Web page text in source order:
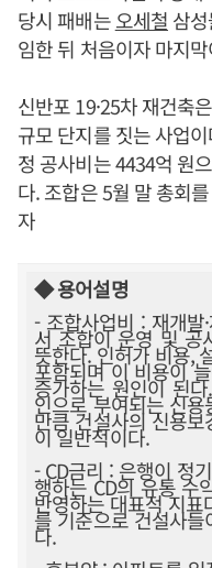
당시 패배는오세철 삼
임한 뒤 처음이자 마지
신반포 19·25차 재건축
규모 단지를 짓는 사업
정 공사비는 4434억 원
다. 조합은 5월 말 총회
자
◆ 용어설명
- 조합사업비 : 재개발
서 조합이 운영 및 공
뜻한다. 인허가 비용,
포함되며 이 비용이
증가하는 원인이 된
인으로 부여되는 신
만큼 건설사의 신용
이 일반적이다.
- CD금리 : 은행이 정
행하는 CD의 유통 수
반영하는 대표적 지
를 기준으로 건설사
다.